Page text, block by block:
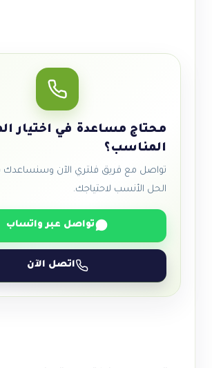
محتاج مساعدة في اختيار
المناسب؟
تواصل مع فريق فلتري الآن وسنساعدك
الحل الأنسب لاحتياجك.
تواصل عبر واتساب
اتصل الآن